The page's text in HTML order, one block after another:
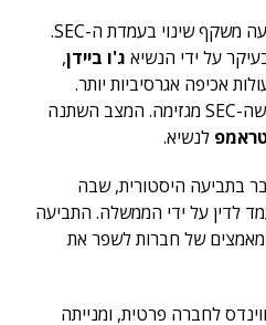
אנליסטים ציינו שביטול התביעה משקף שינוי בעמדת ה-SEC.
על ידי הנשיא ג'ו ביידן,
אכיפה אגרסיביות יותר.
הרפובליקנים, לעומתם, טענו שה-SEC מגזימה. המצב השתנה
לנשיא.
בתביעה היסטורית, שבה
לדין על ידי הממשלה. התביעה
של חברות לשפר את
לחברה פרטית, ומנייתה